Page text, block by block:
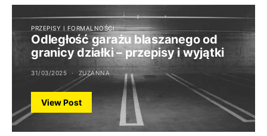
PRZEPISY I FORMALNOŚCI
Odległość garażu blaszanego od
granicy działki – przepisy i wyjątki
31/03/2025 ZUZANNA
View Post